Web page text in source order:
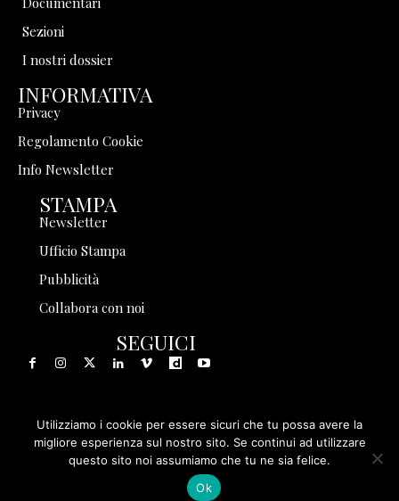
Sezioni
I nostri dossier
INFORMATIVA
Privacy
Regolamento Cookie
Info Newsletter
STAMPA
Newsletter
Ufficio Stampa
Pubblicità
Collabora con noi
SEGUICI
© 1999 - 2025 Storia in Rete Srl - Tutti i diritti riservati - P.
IVA 08570971005
Utilizziamo i cookie per essere sicuri che tu possa avere la
migliore esperienza sul nostro sito. Se continui ad utilizzare
questo sito noi assumiamo che tu ne sia felice.
Ok